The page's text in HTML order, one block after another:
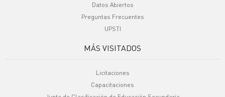
Datos Abiertos
Preguntas Frecuentes
UPSTI
MÁS VISITADOS
Licitaciones
Capacitaciones